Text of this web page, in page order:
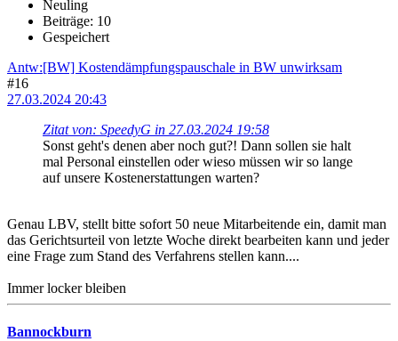
Neuling
Beiträge: 10
Gespeichert
Antw:[BW] Kostendämpfungspauschale in BW unwirksam
#16
27.03.2024 20:43
Zitat von: SpeedyG in 27.03.2024 19:58
Sonst geht's denen aber noch gut?! Dann sollen sie halt
mal Personal einstellen oder wieso müssen wir so lange
auf unsere Kostenerstattungen warten?
Genau LBV, stellt bitte sofort 50 neue Mitarbeitende ein, damit man
das Gerichtsurteil von letzte Woche direkt bearbeiten kann und jeder
eine Frage zum Stand des Verfahrens stellen kann....
Immer locker bleiben
Bannockburn